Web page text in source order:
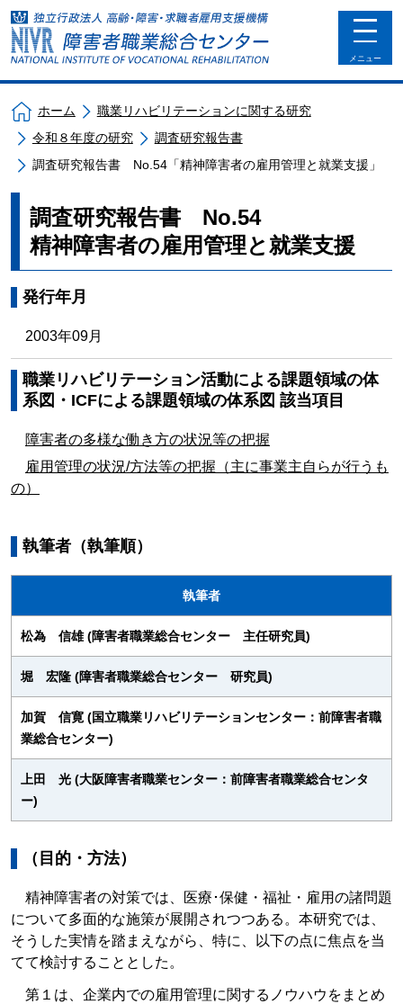
toggle
メニュー
ホーム
職業リハビリテーションに関する研究
令和８年度の研究
調査研究報告書
調査研究報告書 No.54「精神障害者の雇用管理と就業支援」
調査研究報告書 No.54
精神障害者の雇用管理と就業支援
発行年月
2003年09月
職業リハビリテーション活動による課題領域の体
系図・ICFによる課題領域の体系図 該当項目
障害者の多様な働き方の状況等の把握
雇用管理の状況/方法等の把握（主に事業主自らが行うも
の）
執筆者（執筆順）
執筆者
松為 信雄 (障害者職業総合センター 主任研究員)
堀 宏隆 (障害者職業総合センター 研究員)
加賀 信寛 (国立職業リハビリテーションセンター：前障害者職
業総合センター)
上田 光 (大阪障害者職業センター：前障害者職業総合センタ
ー)
（目的・方法）
精神障害者の対策では、医療･保健・福祉・雇用の諸問題
について多面的な施策が展開されつつある。本研究では、
そうした実情を踏まえながら、特に、以下の点に焦点を当
てて検討することとした。
第１は、企業内での雇用管理に関するノウハウをまとめ